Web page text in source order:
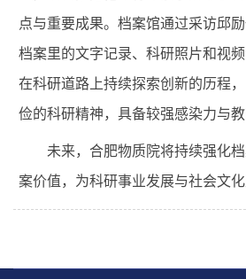
点与重要成果。档案馆通过采访邱
档案里的文字记录、科研照片和视
在科研道路上持续探索创新的历程
俭的科研精神，具备较强感染力与教
未来，合肥物质院将持续强化
案价值，为科研事业发展与社会文化